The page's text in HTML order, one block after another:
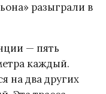
разыграли в
— пять
каждый.
на два других